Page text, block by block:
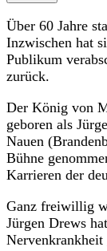
Über 60 Jahre
Inzwischen hat
Publikum
zurück.
Der König von
geboren als
Nauen
Bühne
Karrieren der
Ganz freiwillig
Jürgen Drews
Nervenkrankheit